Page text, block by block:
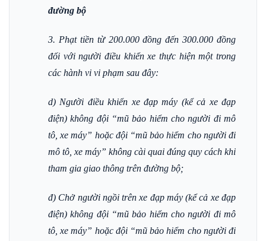
đường bộ
3. Phạt tiền từ 200.000 đồng đến 300.000 đồng
đối với người điều khiển xe thực hiện một trong
các hành vi vi phạm sau đây:
d) Người điều khiển xe đạp máy (kể cả xe đạp
điện) không đội “mũ bảo hiểm cho người đi mô
tô, xe máy” hoặc đội “mũ bảo hiểm cho người đi
mô tô, xe máy” không cài quai đúng quy cách khi
tham gia giao thông trên đường bộ;
đ) Chở người ngồi trên xe đạp máy (kể cả xe đạp
điện) không đội “mũ bảo hiểm cho người đi mô
tô, xe máy” hoặc đội “mũ bảo hiểm cho người đi